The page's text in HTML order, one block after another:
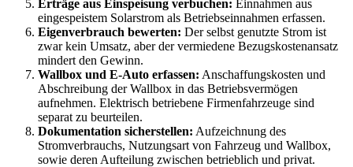
Erträge aus Einspeisung verbuchen: Einnahmen aus
eingespeistem Solarstrom als Betriebseinnahmen erfassen.
Eigenverbrauch bewerten: Der selbst genutzte Strom ist
zwar kein Umsatz, aber der vermiedene Bezugskostenansatz
mindert den Gewinn.
Wallbox und E-Auto erfassen: Anschaffungskosten und
Abschreibung der Wallbox in das Betriebsvermögen
aufnehmen. Elektrisch betriebene Firmenfahrzeuge sind
separat zu beurteilen.
Dokumentation sicherstellen: Aufzeichnung des
Stromverbrauchs, Nutzungsart von Fahrzeug und Wallbox,
sowie deren Aufteilung zwischen betrieblich und privat.